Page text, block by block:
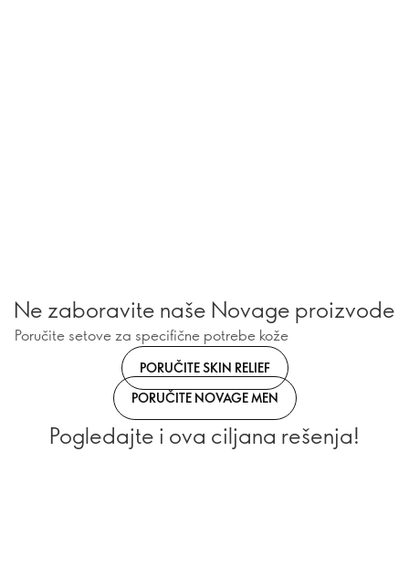
Ne zaboravite naše Novage proizvode
Poručite setove za specifične potrebe kože
PORUČITE SKIN RELIEF
PORUČITE NOVAGE MEN
Pogledajte i ova ciljana rešenja!